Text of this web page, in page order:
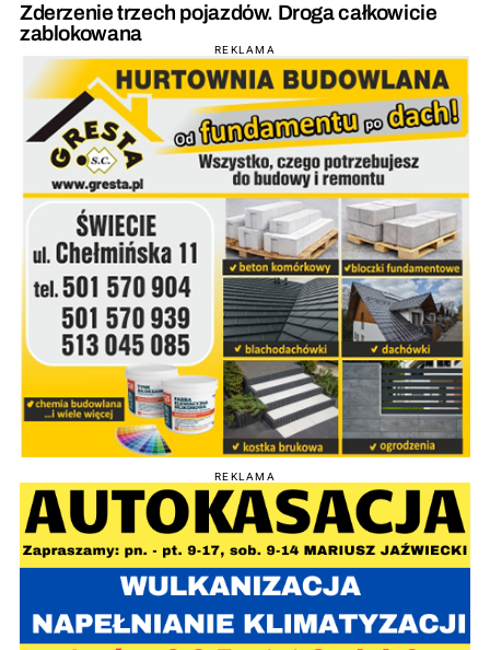
Zderzenie trzech pojazdów. Droga całkowicie
zablokowana
REKLAMA
REKLAMA